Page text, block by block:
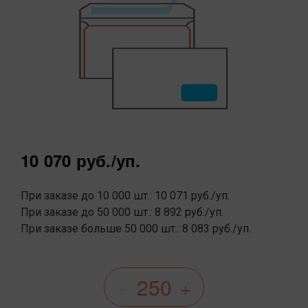
10 070 руб./уп.
При заказе до 10 000 шт.: 10 071 руб./уп.
При заказе до 50 000 шт.: 8 892 руб./уп.
При заказе больше 50 000 шт.: 8 083 руб./уп.